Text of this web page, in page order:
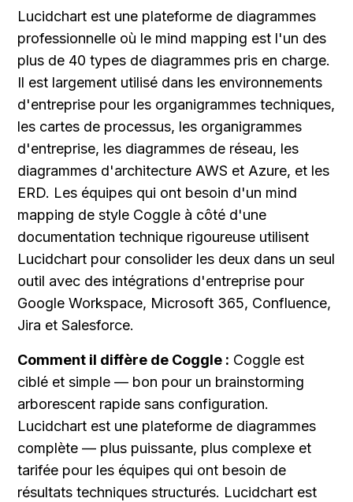
Lucidchart est une plateforme de diagrammes
professionnelle où le mind mapping est l'un des
plus de 40 types de diagrammes pris en charge.
Il est largement utilisé dans les environnements
d'entreprise pour les organigrammes techniques,
les cartes de processus, les organigrammes
d'entreprise, les diagrammes de réseau, les
diagrammes d'architecture AWS et Azure, et les
ERD. Les équipes qui ont besoin d'un mind
mapping de style Coggle à côté d'une
documentation technique rigoureuse utilisent
Lucidchart pour consolider les deux dans un seul
outil avec des intégrations d'entreprise pour
Google Workspace, Microsoft 365, Confluence,
Jira et Salesforce.
Comment il diffère de Coggle : Coggle est
ciblé et simple — bon pour un brainstorming
arborescent rapide sans configuration.
Lucidchart est une plateforme de diagrammes
complète — plus puissante, plus complexe et
tarifée pour les équipes qui ont besoin de
résultats techniques structurés. Lucidchart est